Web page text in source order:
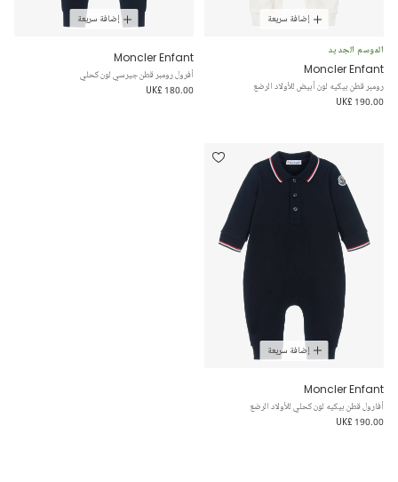
إضافة سريعة
الموسم الجديد
Moncler Enfant
رومبر قطن بيكيه لون أبيض للأولاد الرضع
UK£ 190.00
إضافة سريعة
Moncler Enfant
أفرول رومبر قطن جيرسي لون كحلي
UK£ 180.00
إضافة سريعة
Moncler Enfant
أفارول قطن بيكيه لون كحلي للأولاد الرضع
UK£ 190.00